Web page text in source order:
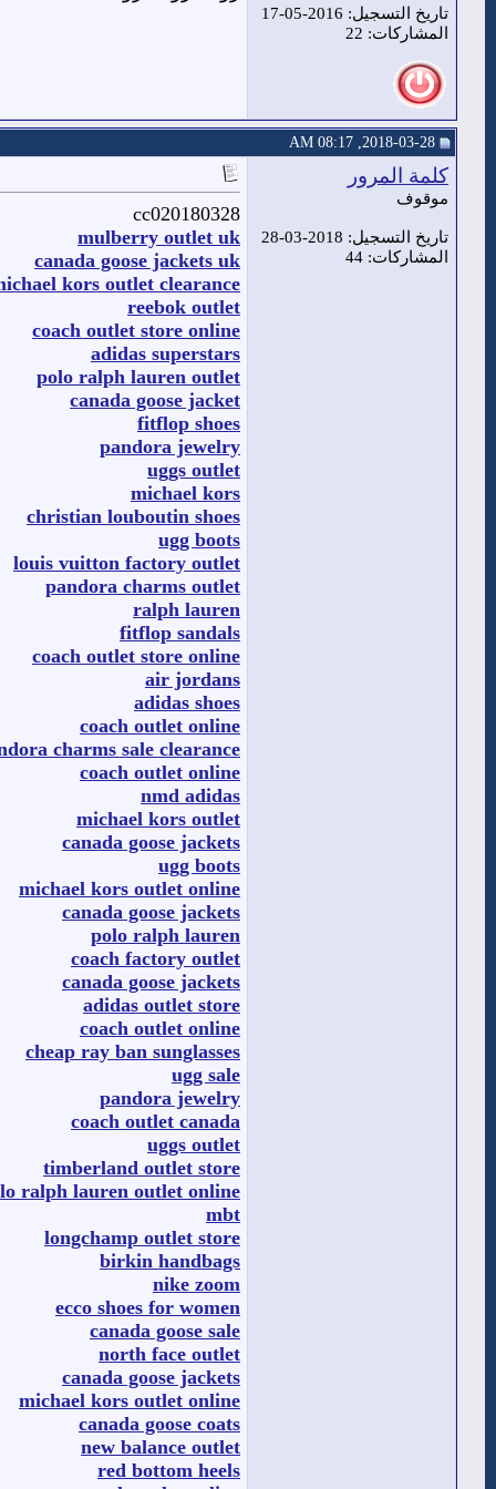
تاريخ التسجيل: 2016-05-17
المشاركات: 22
كلمة المرور
موقوف
تاريخ التسجيل: 2018-03-28
المشاركات: 44
cc020180328
mulberry outlet uk
canada goose jackets uk
kors outlet clearance
reebok outlet
coach outlet store online
adidas superstars
polo ralph lauren outlet
canada goose jacket
fitflop shoes
pandora jewelry
uggs outlet
michael kors
christian louboutin shoes
ugg boots
louis vuitton factory outlet
pandora charms outlet
ralph lauren
fitflop sandals
coach outlet store online
air jordans
adidas shoes
coach outlet online
charms sale clearance
coach outlet online
nmd adidas
michael kors outlet
canada goose jackets
ugg boots
michael kors outlet online
canada goose jackets
polo ralph lauren
coach factory outlet
canada goose jackets
adidas outlet store
coach outlet online
cheap ray ban sunglasses
ugg sale
pandora jewelry
coach outlet canada
uggs outlet
timberland outlet store
ralph lauren outlet online
mbt
longchamp outlet store
birkin handbags
nike zoom
ecco shoes for women
canada goose sale
north face outlet
canada goose jackets
michael kors outlet online
canada goose coats
new balance outlet
red bottom heels